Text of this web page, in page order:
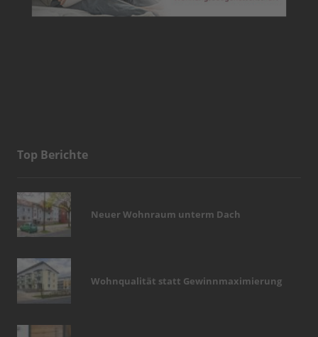
Top Berichte
Neuer Wohnraum unterm Dach
Wohnqualität statt Gewinnmaximierung